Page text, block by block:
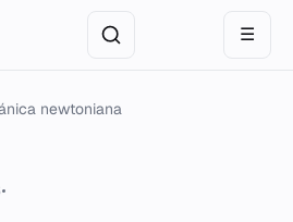
☰
newtoniana